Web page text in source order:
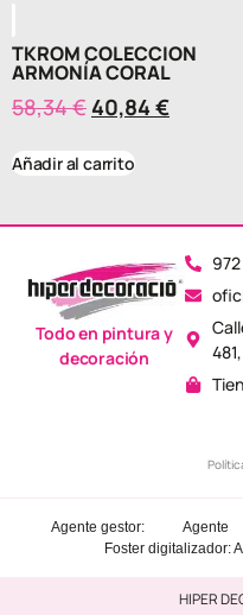
TKROM COLECCION
ARMONÍA CORAL
58,34€ 40,84 €
Añadir al carrito
Todo en pintura y
decoración
Agente
digitalizador:
Agente gestor:
Foster
HIPER